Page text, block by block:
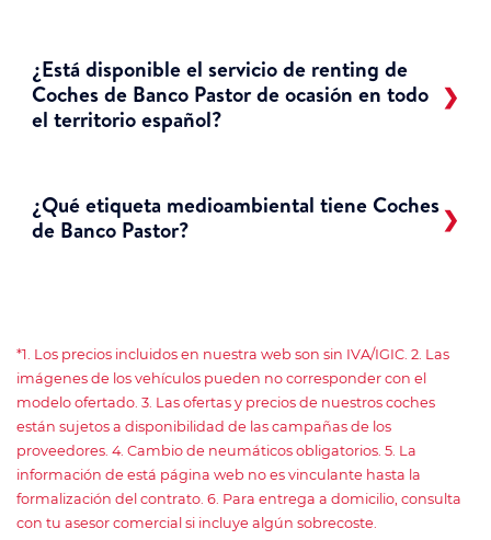
¿Está disponible el servicio de renting de
Coches de Banco Pastor de ocasión en todo
el territorio español?
¿Qué etiqueta medioambiental tiene Coches
de Banco Pastor?
*1. Los precios incluidos en nuestra web son sin IVA/IGIC. 2. Las
imágenes de los vehículos pueden no corresponder con el
modelo ofertado. 3. Las ofertas y precios de nuestros coches
están sujetos a disponibilidad de las campañas de los
proveedores. 4. Cambio de neumáticos obligatorios. 5. La
información de está página web no es vinculante hasta la
formalización del contrato. 6. Para entrega a domicilio, consulta
con tu asesor comercial si incluye algún sobrecoste.